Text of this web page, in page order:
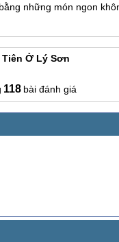
những món ngon
Ở Lý Sơn
118 bài đánh giá